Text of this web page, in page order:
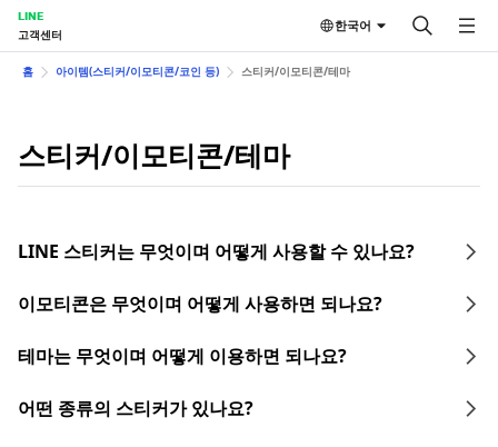
LINE
고객센터
한국어
홈 아이템(스티커/이모티콘/코인 등) 스티커/이모티콘/테마
스티커/이모티콘/테마
LINE 스티커는 무엇이며 어떻게 사용할 수 있나요?
이모티콘은 무엇이며 어떻게 사용하면 되나요?
테마는 무엇이며 어떻게 이용하면 되나요?
어떤 종류의 스티커가 있나요?